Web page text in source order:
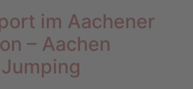
im Aachener
– Aachen